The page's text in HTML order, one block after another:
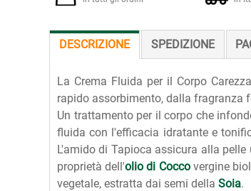
DESCRIZIONE SPEDIZIONE
La Crema Fluida per il Corpo
rapido assorbimento, dalla fragranza
Un trattamento per il corpo che
fluida con l'efficacia idratante e
L'amido di Tapioca assicura alla
proprietà dell'olio di Coccovergine
vegetale, estratta dai semi della Soia.